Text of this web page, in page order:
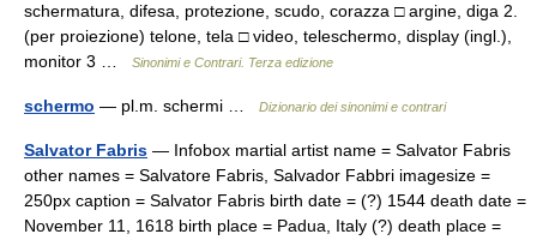
schermatura, difesa, protezione, scudo, corazza □ argine, diga 2.
(per proiezione) telone, tela □ video, teleschermo, display (ingl.),
monitor 3 …
Sinonimi e Contrari. Terza edizione
schermo — pl.m. schermi … Dizionario dei sinonimi e contrari
Salvator Fabris — Infobox martial artist name = Salvator Fabris
other names = Salvatore Fabris, Salvador Fabbri imagesize =
250px caption = Salvator Fabris birth date = (?) 1544 death date =
November 11, 1618 birth place = Padua, Italy (?) death place =